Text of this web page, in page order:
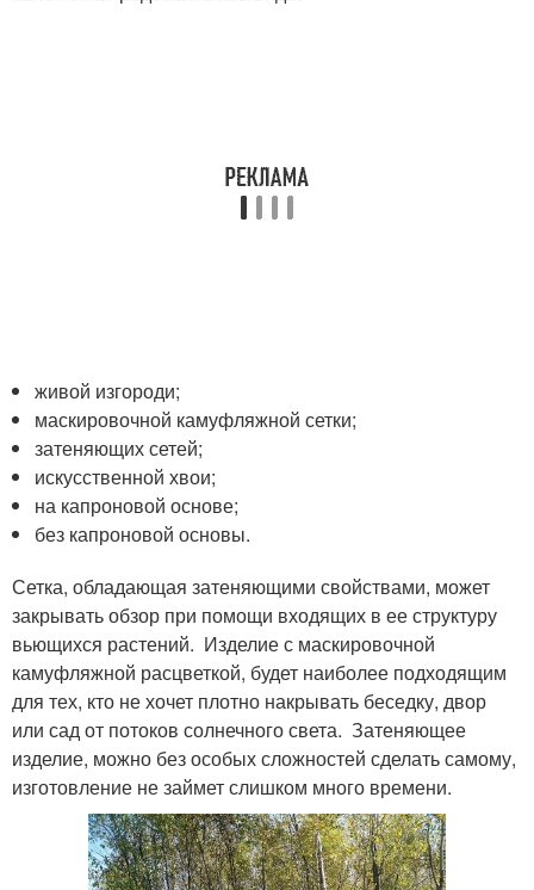
живой изгороди;
маскировочной камуфляжной сетки;
затеняющих сетей;
искусственной хвои;
на капроновой основе;
без капроновой основы.
Сетка, обладающая затеняющими свойствами, может
закрывать обзор при помощи входящих в ее структуру
вьющихся растений. Изделие с маскировочной
камуфляжной расцветкой, будет наиболее подходящим
для тех, кто не хочет плотно накрывать беседку, двор
или сад от потоков солнечного света. Затеняющее
изделие, можно без особых сложностей сделать самому,
изготовление не займет слишком много времени.